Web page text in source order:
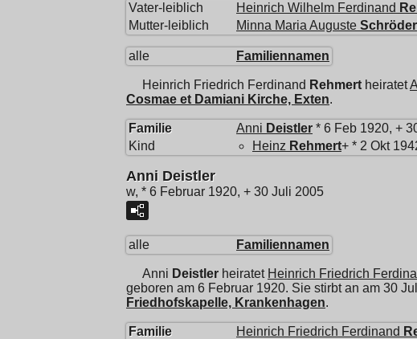
Vater-leiblich Heinrich Wilhelm Ferdinand
Mutter-leiblich
Minna Maria Auguste Schröder
alle Familiennamen
Heinrich Friedrich Ferdinand Rehmert heiratet
Cosmae et Damiani Kirche, Exten.
Familie Anni Deistler * 6 Feb 1920, +
Kind
Heinz Rehmert+ * 2 Okt
Anni Deistler
w, * 6 Februar 1920, + 30 Juli 2005
alle Familiennamen
Anni Deistler heiratet Heinrich Friedrich
geboren am 6 Februar 1920. Sie stirbt an am 30
Friedhofskapelle, Krankenhagen.
Familie Heinrich Friedrich Ferdinand